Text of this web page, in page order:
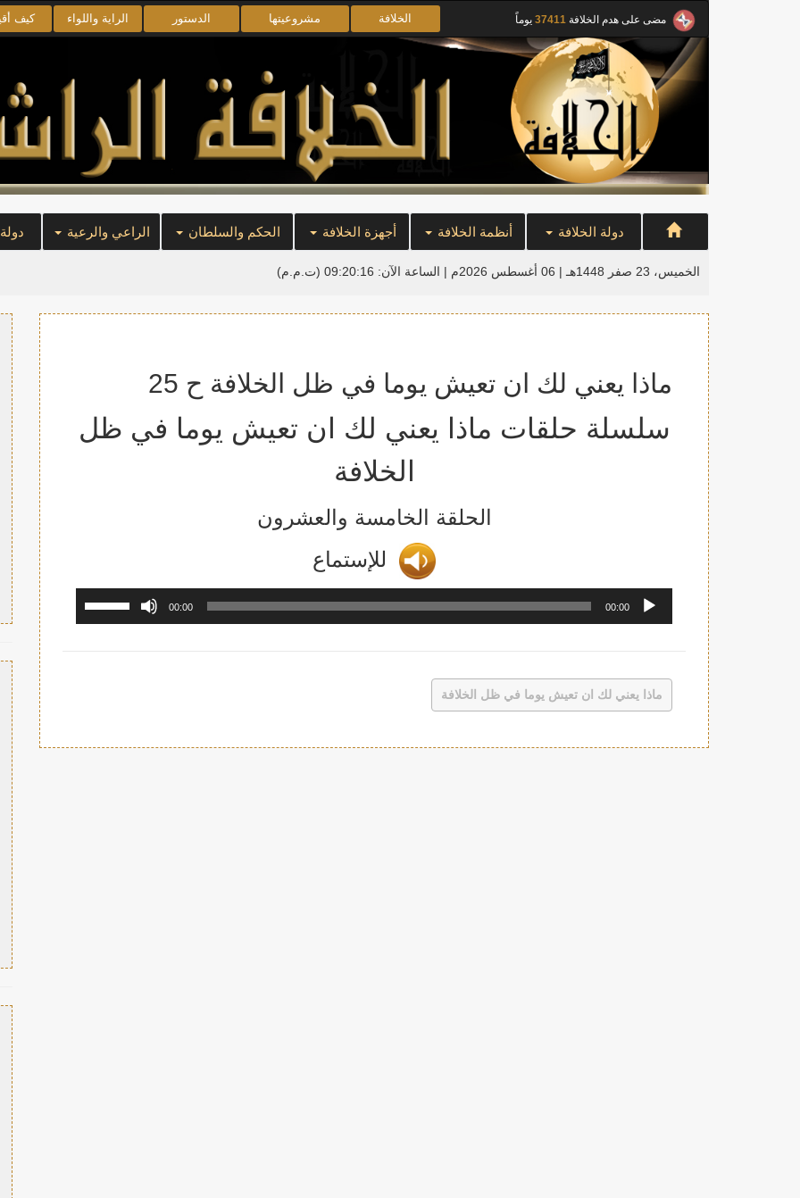
مضى على هدم الخلافة 37411 يوماً الخلافة مشروعيتها الدستور الراية واللواء كيف
دولة الخلافة أنظمة الخلافة أجهزة الخلافة الحكم والسلطان الراعي والرعية
الخميس، 23 صفر 1448هـ | 06 أغسطس 2026م | الساعة الآن: 09:20:17 (ت.م.م)
ماذا يعني لك ان تعيش يوما في ظل الخلافة ح 25
سلسلة حلقات ماذا يعني لك ان تعيش يوما في ظل
الخلافة
الحلقة الخامسة والعشرون
للإستماع
00:00
00:00
خفض
ماذا يعني لك ان تعيش يوما في ظل الخلافة